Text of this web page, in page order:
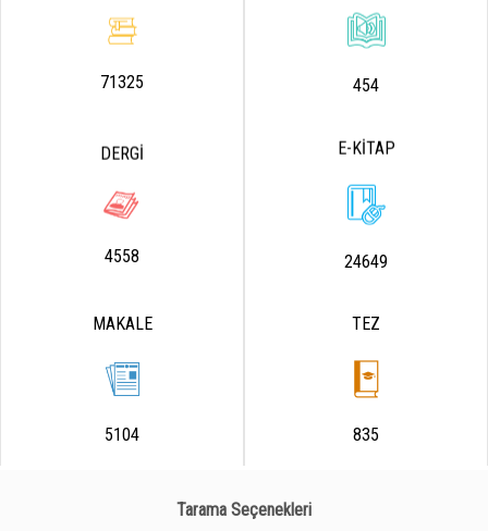
71325 454
DERGİ
4558
E-KİTAP
24649
MAKALE
5104
TEZ
835
Tarama Seçenekleri